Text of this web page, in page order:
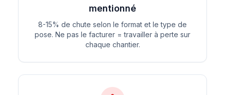
mentionné
8-15% de chute selon le format et le type de
pose. Ne pas le facturer = travailler à perte sur
chaque chantier.